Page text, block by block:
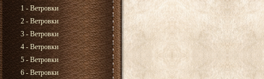
1 - Ветровки
2 - Ветровки
3 - Ветровки
4 - Ветровки
5 - Ветровки
6 - Ветровки